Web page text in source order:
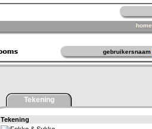
home
gebruikersnaam
Tekening
Tekening